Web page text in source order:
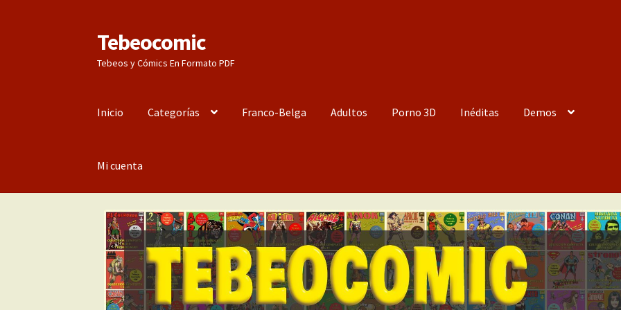
Ir
a
la
Ir
al
contenido
Tebeocomic
Tebeos y Cómics En Formato PDF
Inicio Categorías Franco-Belga Adultos Porno 3D Inéditas Demos
Mi cuenta